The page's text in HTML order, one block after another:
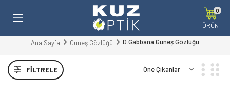
0
ÜRÜN
Ana Sayfa Güneş Gözlüğü D.Gabbana Güneş Gözlüğü
FILTRELE